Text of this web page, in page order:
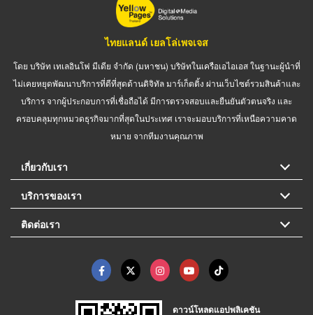
ไทยแลนด์ เยลโล่เพจเจส
โดย บริษัท เทเลอินโฟ มีเดีย จำกัด (มหาชน) บริษัทในเครือเอไอเอส ในฐานะผู้นำที่
ไม่เคยหยุดพัฒนาบริการที่ดีที่สุดด้านดิจิทัล มาร์เก็ตติ้ง ผ่านเว็บไซต์รวมสินค้าและ
บริการ จากผู้ประกอบการที่เชื่อถือได้ มีการตรวจสอบและยืนยันตัวตนจริง และ
ครอบคลุมทุกหมวดธุรกิจมากที่สุดในประเทศ เราจะมอบบริการที่เหนือความคาด
หมาย จากทีมงานคุณภาพ
เกี่ยวกับเรา
บริการของเรา
ติดต่อเรา
ดาวน์โหลดแอปพลิเคชัน